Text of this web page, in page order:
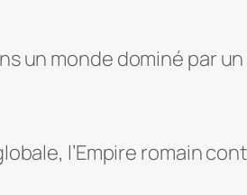
un monde dominé par
l’Empire romain